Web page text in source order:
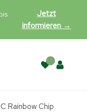
Jetzt
informieren →
Rainbow Chip